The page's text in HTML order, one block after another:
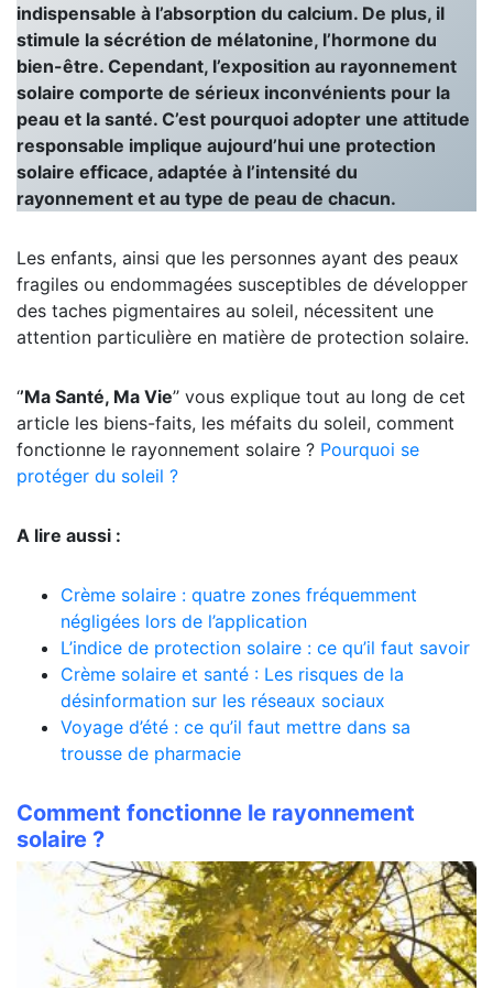
indispensable à l’absorption du calcium. De plus, il
stimule la sécrétion de mélatonine, l’hormone du
bien-être. Cependant, l’exposition au rayonnement
solaire comporte de sérieux inconvénients pour la
peau et la santé. C’est pourquoi adopter une attitude
responsable implique aujourd’hui une protection
solaire efficace, adaptée à l’intensité du
rayonnement et au type de peau de chacun.
Les enfants, ainsi que les personnes ayant des peaux
fragiles ou endommagées susceptibles de développer
des taches pigmentaires au soleil, nécessitent une
attention particulière en matière de protection solaire.
‘’Ma Santé, Ma Vie’’ vous explique tout au long de cet
article les biens-faits, les méfaits du soleil, comment
fonctionne le rayonnement solaire ? Pourquoi se
protéger du soleil ?
A lire aussi :
Crème solaire : quatre zones fréquemment
négligées lors de l’application
L’indice de protection solaire : ce qu’il faut savoir
Crème solaire et santé : Les risques de la
désinformation sur les réseaux sociaux
Voyage d’été : ce qu’il faut mettre dans sa
trousse de pharmacie
Comment fonctionne le rayonnement
solaire ?